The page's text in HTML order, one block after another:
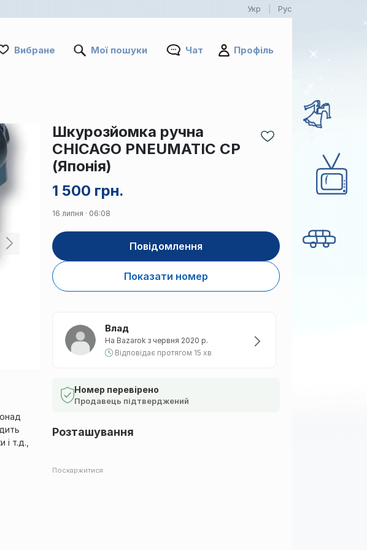
Укр Рус
Вибране Мої пошуки Чат Профіль
і т.д.,
1 500 грн.
Шкурозйомка ручна
CHICAGO PNEUMATIC CP
(Японія)
16 липня · 06:08
Повідомлення
Показати номер
Влад
На Bazarok з червня 2020 р.
Відповідає протягом 15 хв
Номер перевірено
Продавець підтверджений
Розташування
Поскаржитися